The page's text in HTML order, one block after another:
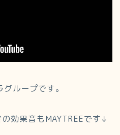
ループです。
効果音もMAYTREEです↓